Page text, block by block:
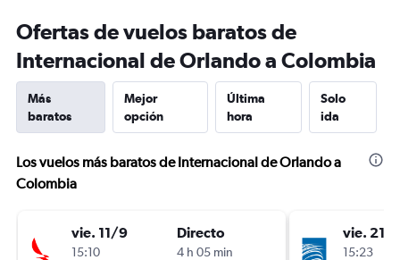
Ofertas de vuelos baratos de
Internacional de Orlando a Colombia
Más
baratos
Mejor
opción
Última
hora
Solo
ida
Los vuelos más baratos de Internacional de Orlando a
Colombia
vie. 11/9
15:10
Directo
4 h 05 min
vie. 21/
15:23